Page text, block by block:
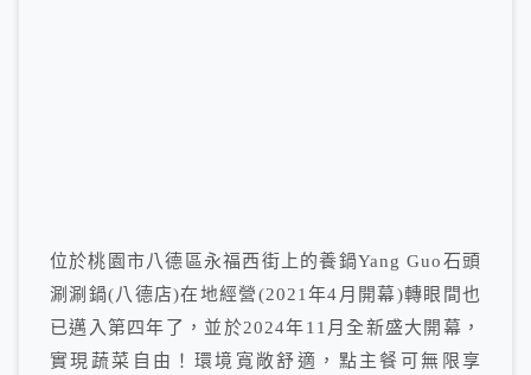
位於桃園市八德區永福西街上的養鍋Yang Guo石頭
涮涮鍋(八德店)在地經營(2021年4月開幕)轉眼間也
已邁入第四年了，並於2024年11月全新盛大開幕，
實現蔬菜自由！環境寬敞舒適，點主餐可無限享